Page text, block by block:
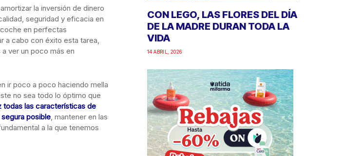
la inversión de dinero
seguridad y eficacia en
en perfectas
a cabo con éxito esta tarea,
ver un poco más en
ir poco a poco haciendo mella
no sea todo lo óptimo que
todas las características de
posible, mantener en las
a la que tenemos
CON LEGO, LAS FLORES DEL DÍA
DE LA MADRE DURAN TODA LA
VIDA
14 ABRIL, 2026